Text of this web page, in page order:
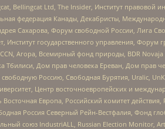
Bellingcat Ltd, The Insider, Институт
федерация Канады, Декабристы,
Сахарова, Форум свободной России, Лига
Институт государственного управления,
Агора, Всемирный фонд природы, BDR
Тбилиси, Дом прав человека Ереван, Дом прав
Россию, Свободная Бурятия, Uralic,
Центр восточноевропейских и
Европа, Российский комитет
Россия Северный Рейн-Вестфалия, Фонд
союз IndustriALL, Russian Election Monitor,